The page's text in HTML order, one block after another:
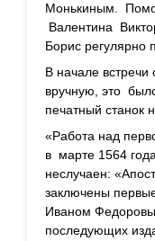
Монькиным.
Валентина
Борис регулярно
В начале
вручную, это
печатный станок
«Работа над
в марте 1564
неслучаен:
заключены
Иваном
последующих